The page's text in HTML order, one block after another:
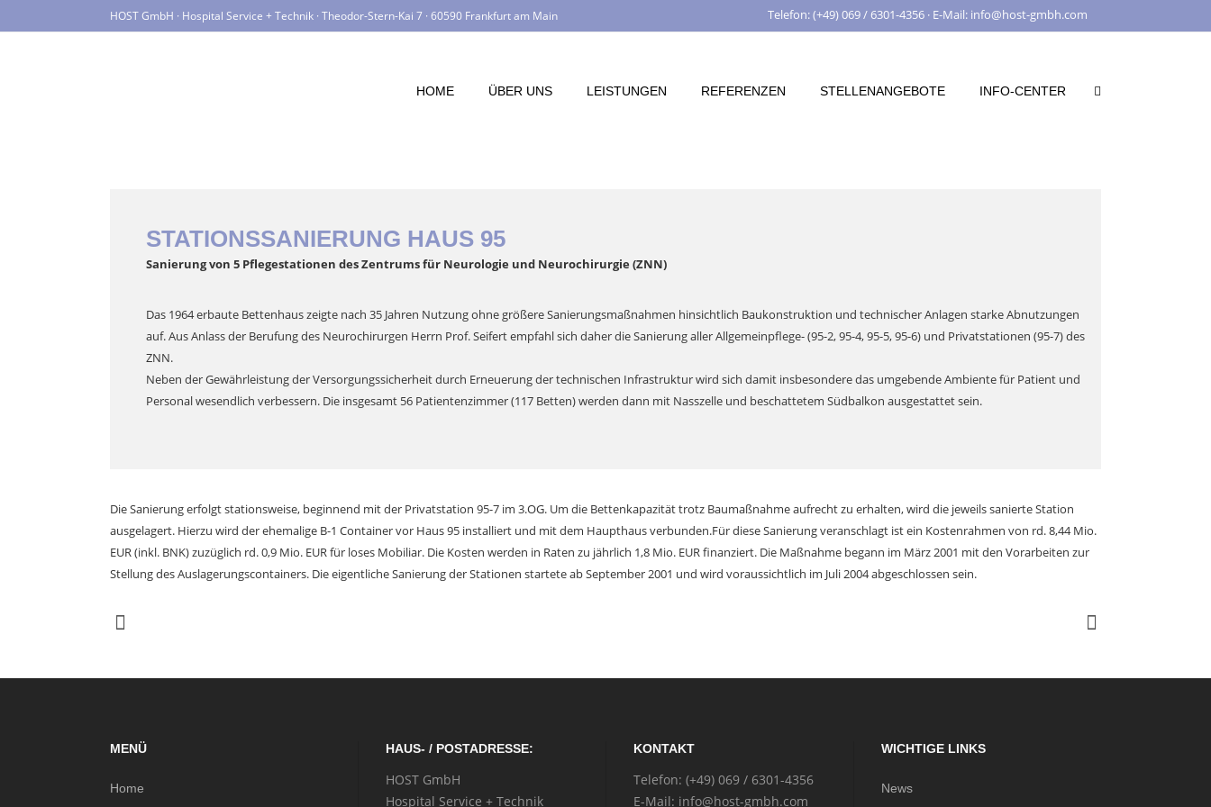
HOST GmbH · Hospital Service + Technik · Theodor-Stern-Kai 7 · 60590 Frankfurt am Main Telefon: (+49) 069 / 6301-4356 · E-Mail: info@host-gmbh.com
HOME ÜBER UNS LEISTUNGEN REFERENZEN STELLENANGEBOTE INFO-CENTER
STATIONSSANIERUNG HAUS 95
Sanierung von 5 Pflegestationen des Zentrums für Neurologie und Neurochirurgie (ZNN)
Das 1964 erbaute Bettenhaus zeigte nach 35 Jahren Nutzung ohne größere Sanierungsmaßnahmen hinsichtlich Baukonstruktion und technischer Anlagen starke Abnutzungen
auf. Aus Anlass der Berufung des Neurochirurgen Herrn Prof. Seifert empfahl sich daher die Sanierung aller Allgemeinpflege- (95-2, 95-4, 95-5, 95-6) und Privatstationen (95-7) des
ZNN.
Neben der Gewährleistung der Versorgungssicherheit durch Erneuerung der technischen Infrastruktur wird sich damit insbesondere das umgebende Ambiente für Patient und
Personal wesendlich verbessern. Die insgesamt 56 Patientenzimmer (117 Betten) werden dann mit Nasszelle und beschattetem Südbalkon ausgestattet sein.
Die Sanierung erfolgt stationsweise, beginnend mit der Privatstation 95-7 im 3.OG. Um die Bettenkapazität trotz Baumaßnahme aufrecht zu erhalten, wird die jeweils sanierte Station
ausgelagert. Hierzu wird der ehemalige B-1 Container vor Haus 95 installiert und mit dem Haupthaus verbunden.Für diese Sanierung veranschlagt ist ein Kostenrahmen von rd. 8,44 Mio.
EUR (inkl. BNK) zuzüglich rd. 0,9 Mio. EUR für loses Mobiliar. Die Kosten werden in Raten zu jährlich 1,8 Mio. EUR finanziert. Die Maßnahme begann im März 2001 mit den Vorarbeiten zur
Stellung des Auslagerungscontainers. Die eigentliche Sanierung der Stationen startete ab September 2001 und wird voraussichtlich im Juli 2004 abgeschlossen sein.
MENÜ
Home
HAUS- / POSTADRESSE:
HOST GmbH
Hospital Service + Technik
KONTAKT
Telefon: (+49) 069 / 6301-4356
E-Mail: info@host-gmbh.com
WICHTIGE LINKS
News